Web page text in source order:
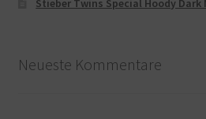
Stieber Twins Special Hoody Dark
Neueste Kommentare